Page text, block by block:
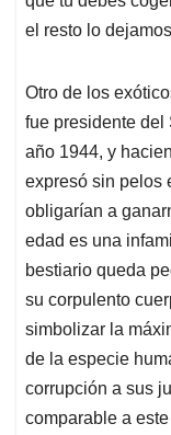
el resto lo
Otro de los
fue presidente del
año 1944, y
expresó sin pelos
obligarían a
edad es una
bestiario queda
su corpulento
simbolizar la
de la especie
corrupción a sus
comparable a